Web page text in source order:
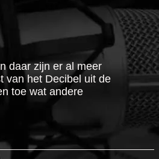
daar zijn er al meer
van het Decibel uit de
toe wat andere